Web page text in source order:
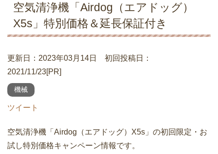
空気清浄機「Airdog（エアドッグ）
X5s」特別価格＆延長保証付き
更新日：2023年03月14日 初回投稿日：
2021/11/23[PR]
機械
ツイート
空気清浄機「Airdog（エアドッグ）X5s」の初回限定・お
試し特別価格キャンペーン情報です。